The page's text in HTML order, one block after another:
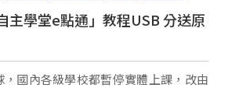
主學堂e點通」教程USB 分送原
國內各級學校都暫停實體上課，改由